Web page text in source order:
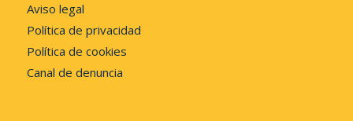
Aviso legal
Política de privacidad
Política de cookies
Canal de denuncia